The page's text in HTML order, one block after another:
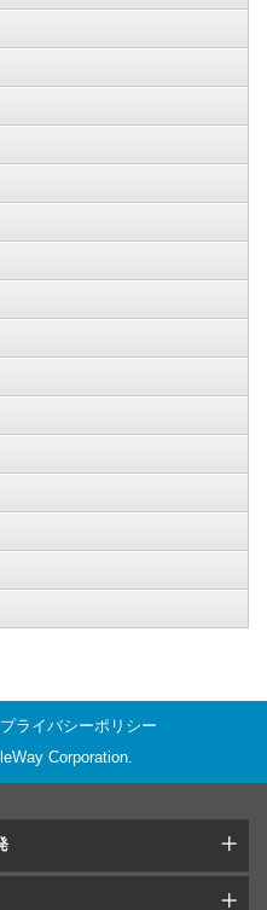
プライバシーポリシー
Corporation.